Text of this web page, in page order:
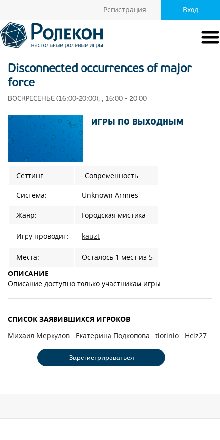
Вход
Регистрация
Disconnected occurrences of major
force
ВОСКРЕСЕНЬЕ (16:00-20:00), , 16:00 - 20:00
ИГРЫ ПО ВЫХОДНЫМ
Сеттинг: _Современность
Система: Unknown Armies
Жанр: Городская мистика
Игру проводит: kauzt
Места: Осталось 1 мест из 5
ОПИСАНИЕ
Описание доступно только участникам игры.
СПИСОК ЗАЯВИВШИХСЯ ИГРОКОВ
Михаил Меркулов Екатерина Подкопова tiorinio Helz27
Зарегистрироваться